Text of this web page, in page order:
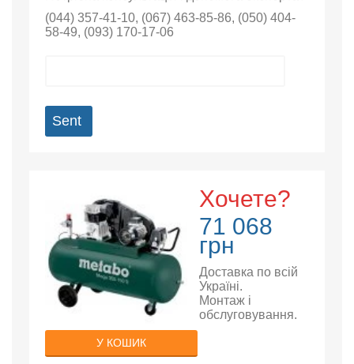
(044) 357-41-10, (067) 463-85-86, (050) 404-
58-49, (093) 170-17-06
Sent
Хочете?
71 068
грн
Доставка по всій
Україні.
Монтаж і
обслуговування.
У КОШИК